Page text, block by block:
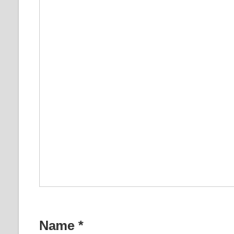
Name *